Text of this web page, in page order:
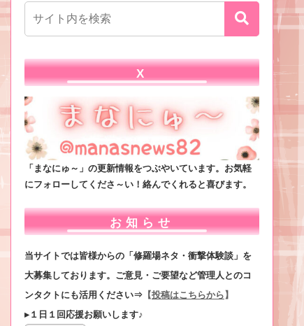
X
「まなにゅ～」の更新情報をつぶやいています。お気軽
にフォローしてくださ～い！絡んでくれると喜びます。
お知らせ
当サイトでは皆様からの「修羅場ネタ・衝撃体験談」を
大募集しております。ご意見・ご要望など管理人とのコ
ンタクトにも活用ください⇒ 【投稿はこちらから 】
▸１日１回応援お願いします♪